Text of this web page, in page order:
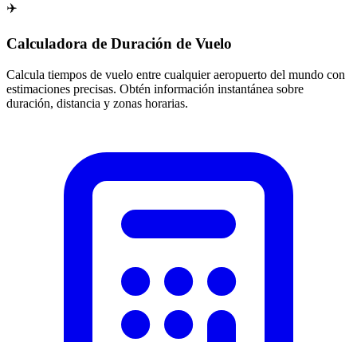
✈️
Calculadora de Duración de Vuelo
Calcula tiempos de vuelo entre cualquier aeropuerto del mundo con
estimaciones precisas. Obtén información instantánea sobre
duración, distancia y zonas horarias.